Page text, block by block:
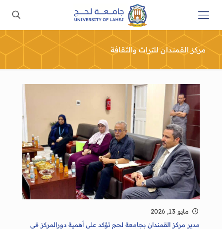
مركز القمندان للتراث والثقافة
مايو 13, 2026
مدير مركز القمندان بجامعة لحج تؤكد على أهمية دورالمركز في